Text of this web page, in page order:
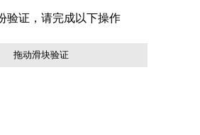
拖动滑块验证